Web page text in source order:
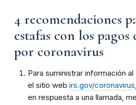
4 recomendaciones
estafas con los
por coronavirus
Para suministrar información
el sitio web irs.gov/coronavirus
en respuesta a una llamada,